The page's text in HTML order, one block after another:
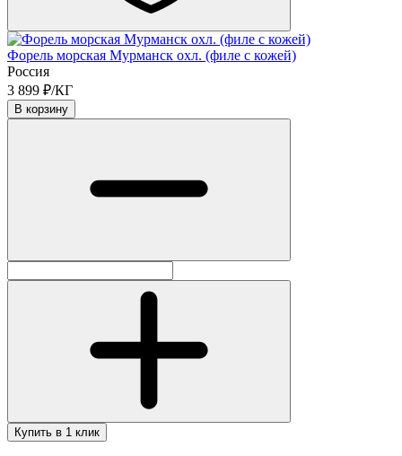
Форель морская Мурманск охл. (филе с кожей)
Россия
3 899 ₽/КГ
В корзину
Купить в 1 клик